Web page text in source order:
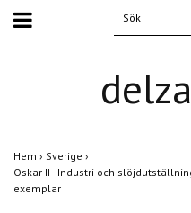
Hem › Sverige ›
Oskar II - Industri och
exemplar